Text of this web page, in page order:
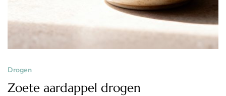
Drogen
Zoete aardappel drogen